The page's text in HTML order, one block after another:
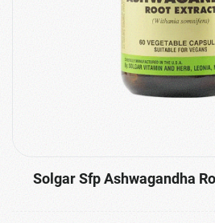
Solgar Sfp Ashwagandha